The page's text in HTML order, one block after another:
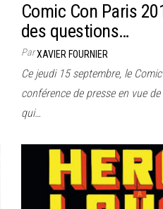
Comic Con Paris
des questions…
ParXAVIER FOURNIER
Ce jeudi 15 septembre, le
conférence de presse en vue
qui…